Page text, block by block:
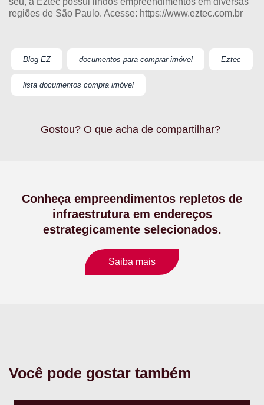
regiões de São Paulo. Acesse: https://www.eztec.com.br
Blog EZ documentos para comprar imóvel Eztec
lista documentos compra imóvel
Gostou? O que acha de compartilhar?
Conheça empreendimentos repletos de
infraestrutura em endereços
estrategicamente selecionados.
Saiba mais
Você pode gostar também